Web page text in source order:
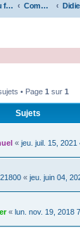
Index du forum Compositions
• Page 1 sur 1
Sujets
« jeu. juil. 15, 2021
« jeu. juin 04,
« lun. nov. 19, 2018